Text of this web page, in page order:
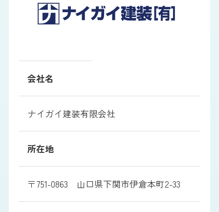
会社名
ナイガイ建装有限会社
所在地
〒751-0863 山口県下関市伊倉本町2-33